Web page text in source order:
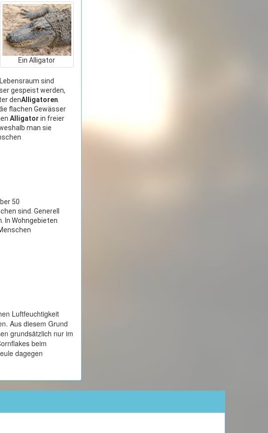
Ein Alligator
sind
gespeist werden,
denAlligatoren
flachen Gewässer
Alligator in freier
man sie
50
sind. Generell
In Wohngebieten
Luftfeuchtigkeit
Aus diesem Grund
grundsätzlich nur im
beim
dagegen